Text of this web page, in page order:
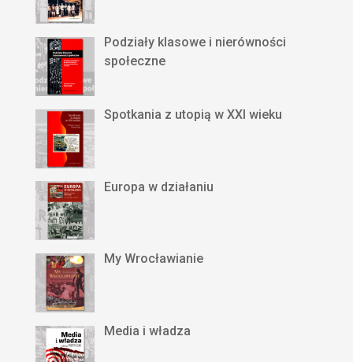
Podziały klasowe i nierówności
społeczne
Spotkania z utopią w XXI wieku
Europa w działaniu
My Wrocławianie
Media i władza